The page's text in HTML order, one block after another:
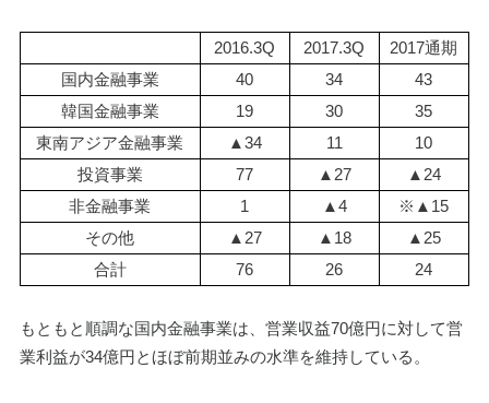
2016.3Q 2017.3Q
2017通期
国内金融事業
40 34
43
韓国金融事業
19 30
35
東南アジア金融事業
▲34 11
10
投資事業
77 ▲27
▲24
非金融事業
1 ▲4
※▲15
その他
▲27 ▲18
▲25
合計
76 26 24
もともと順調な国内金融事業は、営業収益70億円に対して営
業利益が34億円とほぼ前期並みの水準を維持している。